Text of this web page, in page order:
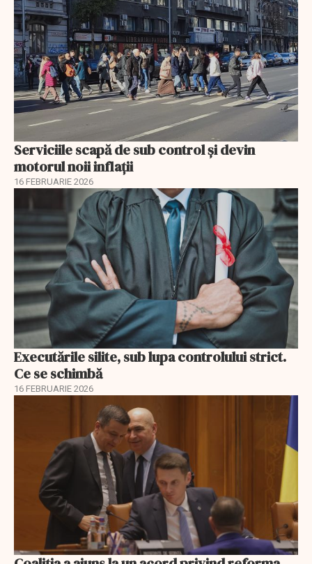
Serviciile scapă de sub control și devin
motorul noii inflații
16 FEBRUARIE 2026
Executările silite, sub lupa controlului strict.
Ce se schimbă
16 FEBRUARIE 2026